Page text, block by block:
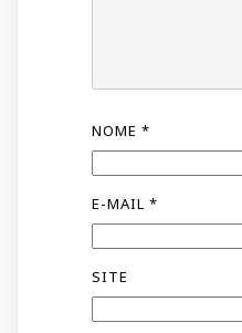
NOME *
E-MAIL *
SITE